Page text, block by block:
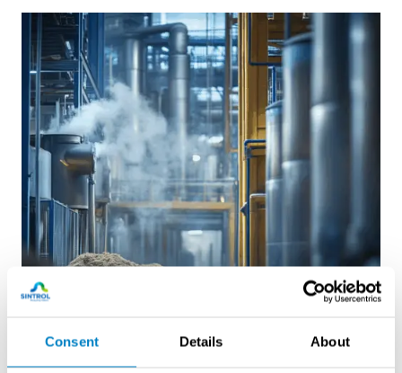
Consent Details About
Pölymittarit ja suodattimien kunnon
valvonta